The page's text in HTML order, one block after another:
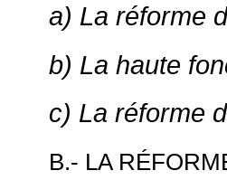
a) La réforme
b) La haute
c) La réforme
B.- LA